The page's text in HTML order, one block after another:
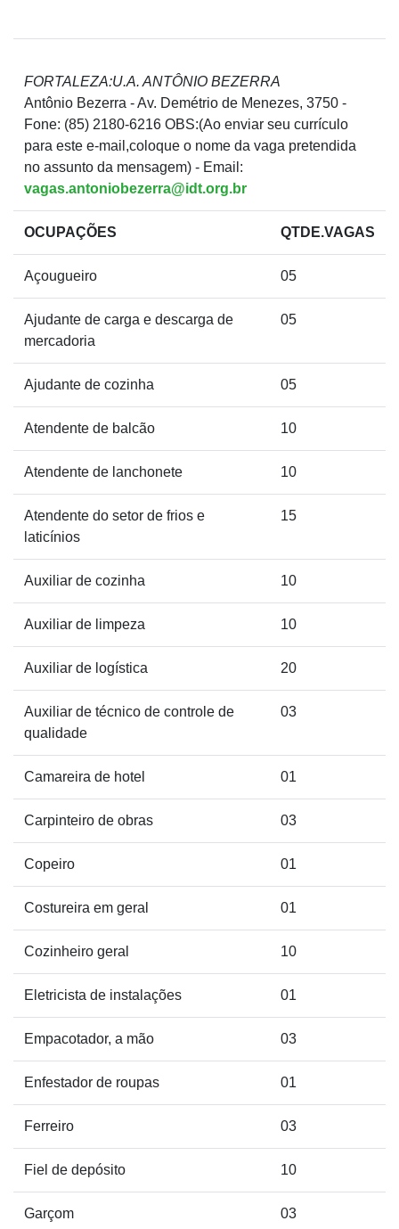
FORTALEZA:U.A. ANTÔNIO BEZERRA
Antônio Bezerra - Av. Demétrio de Menezes, 3750 -
Fone: (85) 2180-6216 OBS:(Ao enviar seu currículo
para este e-mail,coloque o nome da vaga pretendida
no assunto da mensagem) - Email:
vagas.antoniobezerra@idt.org.br
OCUPAÇÕES QTDE.VAGAS
Açougueiro 05
Ajudante de carga e descarga de
mercadoria
05
Ajudante de cozinha 05
Atendente de balcão 10
Atendente de lanchonete 10
Atendente do setor de frios e
laticínios
15
Auxiliar de cozinha 10
Auxiliar de limpeza 10
Auxiliar de logística 20
Auxiliar de técnico de controle de
qualidade
03
Camareira de hotel 01
Carpinteiro de obras 03
Copeiro 01
Costureira em geral 01
Cozinheiro geral 10
Eletricista de instalações 01
Empacotador, a mão 03
Enfestador de roupas 01
Ferreiro 03
Fiel de depósito 10
Garçom 03